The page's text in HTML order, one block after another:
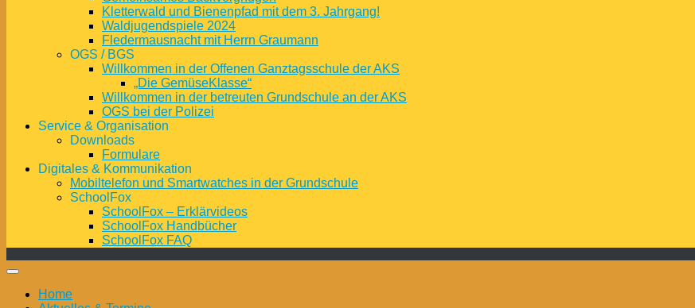
Kletterwald und Bienenpfad mit dem 3. Jahrgang!
Waldjugendspiele 2024
Fledermausnacht mit Herrn Graumann
OGS / BGS
Willkommen in der Offenen Ganztagsschule der AKS
„Die GemüseKlasse“
Willkommen in der betreuten Grundschule an der AKS
OGS bei der Polizei
Service & Organisation
Downloads
Formulare
Digitales & Kommunikation
Mobiltelefon und Smartwatches in der Grundschule
SchoolFox
SchoolFox – Erklärvideos
SchoolFox Handbücher
SchoolFox FAQ
Home